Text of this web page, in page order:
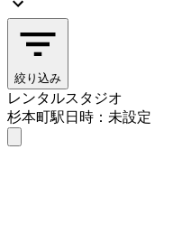
絞り込み
レンタルスタジオ
杉本町駅日時：未設定